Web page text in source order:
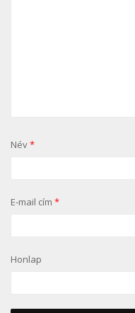
Név*
E-mail cím *
Honlap